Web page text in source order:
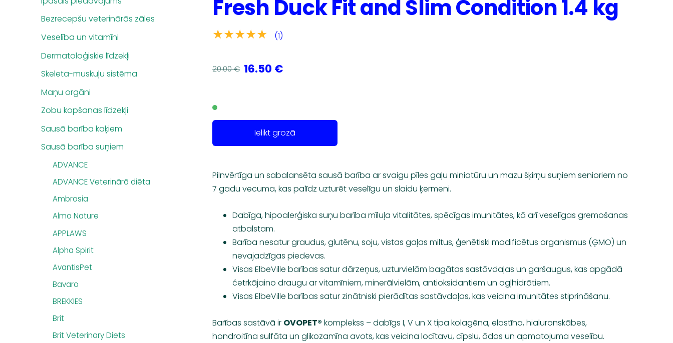
Bezrecepšu veterinārās zāles
Veselība un vitamīni
Dermatoloģiskie līdzekļi
Skeleta-muskuļu sistēma
Maņu orgāni
Zobu kopšanas līdzekļi
Sausā barība kaķiem
Sausā barība suņiem
ADVANCE
ADVANCE Veterinārā diēta
Ambrosia
Almo Nature
APPLAWS
Alpha Spirit
AvantisPet
Bavaro
BREKKIES
Brit
Brit Veterinary Diets
Fresh Duck Fit and Slim Condition 1.4 kg
★★★★★ (1)
20.00 € 16.50 €
Ielikt grozā
Pilnvērtīga un sabalansēta sausā barība ar svaigu pīles gaļu miniatūru un mazu šķirņu suņiem senioriem no
7 gadu vecuma, kas palīdz uzturēt veselīgu un slaidu ķermeni.
Dabīga, hipoalerģiska suņu barība mīluļa vitalitātes, spēcīgas imunitātes, kā arī veselīgas gremošanas
atbalstam.
Barība nesatur graudus, glutēnu, soju, vistas gaļas miltus, ģenētiski modificētus organismus (ĢMO) un
nevajadzīgas piedevas.
Visas ElbeVille barības satur dārzeņus, uzturvielām bagātas sastāvdaļas un garšaugus, kas apgādā
četrkājaino draugu ar vitamīniem, minerālvielām, antioksidantiem un ogļhidrātiem.
Visas ElbeVille barības satur zinātniski pierādītas sastāvdaļas, kas veicina imunitātes stiprināšanu.
Barības sastāvā ir OVOPET® komplekss – dabīgs I, V un X tipa kolagēna, elastīna, hialuronskābes,
hondroitīna sulfāta un glikozamīna avots, kas veicina locītavu, cīpslu, ādas un apmatojuma veselību.